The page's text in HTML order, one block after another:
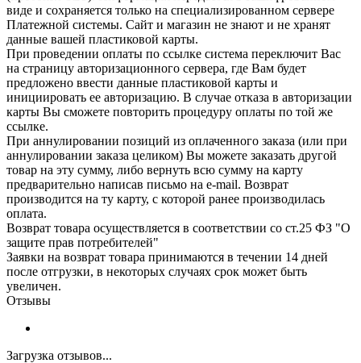
виде и сохраняется только на специализированном сервере
Платежной системы. Сайт и магазин не знают и не хранят
данные вашей пластиковой карты.
При проведении оплаты по ссылке система переключит Вас
на страницу авторизационного сервера, где Вам будет
предложено ввести данные пластиковой карты и
инициировать ее авторизацию. В случае отказа в авторизации
карты Вы сможете повторить процедуру оплаты по той же
ссылке.
При аннулировании позиций из оплаченного заказа (или при
аннулировании заказа целиком) Вы можете заказать другой
товар на эту сумму, либо вернуть всю сумму на карту
предварительно написав письмо на e-mail. Возврат
производится на ту карту, с которой ранее производилась
оплата.
Возврат товара осуществляется в соответствии со ст.25 ФЗ "О
защите прав потребителей"
Заявки на возврат товара принимаются в течении 14 дней
после отгрузки, в некоторых случаях срок может быть
увеличен.
Отзывы
Загрузка отзывов...